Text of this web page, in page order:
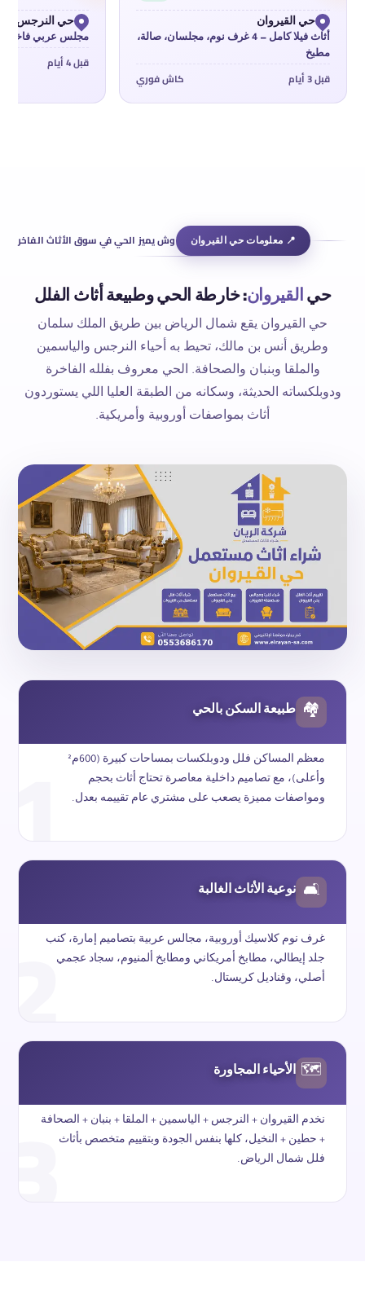
حي القيروان
أثاث فيلا كامل — 4 غرف نوم، مجلسان، صالة،
مطبخ
قبل 3 أيام كاش فوري
حي النرجس
مجلس عربي فاخر
قبل 4 أيام
📍 معلومات حي القيروان وش يميز الحي في سوق الأثاث الفاخر
حيالقيروان: خارطة الحي وطبيعة أثاث الفلل
حي القيروان يقع شمال الرياض بين طريق الملك سلمان
وطريق أنس بن مالك، تحيط به أحياء النرجس والياسمين
والملقا وبنبان والصحافة. الحي معروف بفلله الفاخرة
ودوبلكساته الحديثة، وسكانه من الطبقة العليا اللي يستوردون
أثاث بمواصفات أوروبية وأمريكية.
🏘 طبيعة السكن بالحي
معظم المساكن فلل ودوبلكسات بمساحات كبيرة (600م²
وأعلى)، مع تصاميم داخلية معاصرة تحتاج أثاث بحجم
ومواصفات مميزة يصعب على مشتري عام تقييمه بعدل.
1 🛋 نوعية الأثاث الغالبة
غرف نوم كلاسيك أوروبية، مجالس عربية بتصاميم إمارة، كنب
جلد إيطالي، مطابخ أمريكاني ومطابخ ألمنيوم، سجاد عجمي
أصلي، وقناديل كريستال.
2 🗺 الأحياء المجاورة
نخدم القيروان + النرجس + الياسمين + الملقا + بنبان + الصحافة
+ حطين + النخيل، كلها بنفس الجودة وبتقييم متخصص بأثاث
فلل شمال الرياض.
3